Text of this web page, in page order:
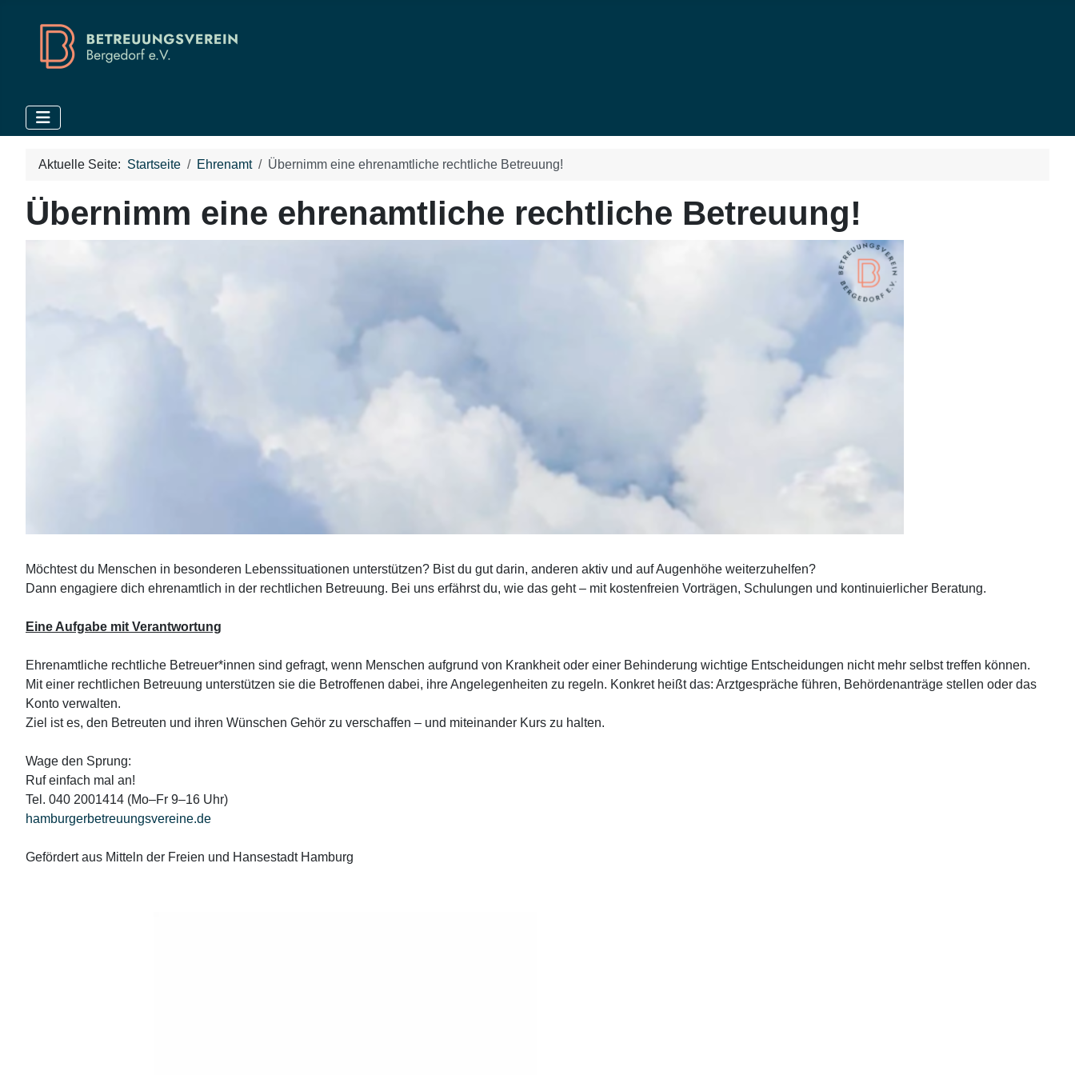
Aktuelle Seite: Startseite Ehrenamt Übernimm eine ehrenamtliche rechtliche Betreuung!
Übernimm eine ehrenamtliche rechtliche Betreuung!
Möchtest du Menschen in besonderen Lebenssituationen unterstützen? Bist du gut darin, anderen aktiv und auf Augenhöhe weiterzuhelfen?
Dann engagiere dich ehrenamtlich in der rechtlichen Betreuung. Bei uns erfährst du, wie das geht – mit kostenfreien Vorträgen, Schulungen und kontinuierlicher Beratung.
Eine Aufgabe mit Verantwortung
Ehrenamtliche rechtliche Betreuer*innen sind gefragt, wenn Menschen aufgrund von Krankheit oder einer Behinderung wichtige Entscheidungen nicht mehr selbst treffen können.
Mit einer rechtlichen Betreuung unterstützen sie die Betroffenen dabei, ihre Angelegenheiten zu regeln. Konkret heißt das: Arztgespräche führen, Behördenanträge stellen oder das
Konto verwalten.
Ziel ist es, den Betreuten und ihren Wünschen Gehör zu verschaffen – und miteinander Kurs zu halten.
Wage den Sprung:
Ruf einfach mal an!
Tel. 040 2001414 (Mo–Fr 9–16 Uhr)
hamburgerbetreuungsvereine.de
Gefördert aus Mitteln der Freien und Hansestadt Hamburg